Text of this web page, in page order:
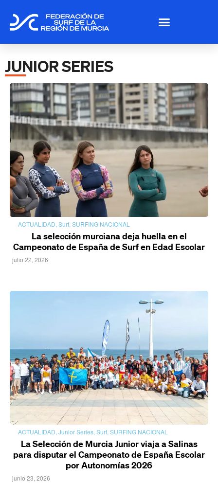
JUNIOR SERIES
ACTUALIDAD, Surf, SURFING NACIONAL
La selección murciana deja huella en el
Campeonato de España de Surf en Edad Escolar
julio 22, 2026
ACTUALIDAD, Junior Series, Surf, SURFING NACIONAL
La Selección de Murcia Junior viaja a Salinas
para disputar el Campeonato de España Escolar
por Autonomías 2026
junio 23, 2026